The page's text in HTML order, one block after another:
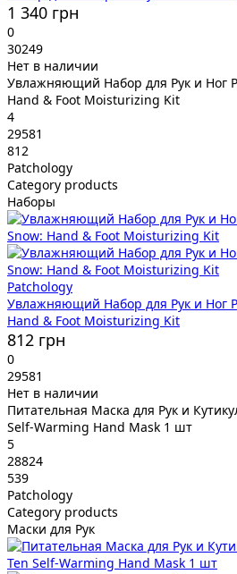
1 340 грн
0
30249
Нет в наличии
Увлажняющий Набор для Рук и Ног
Hand & Foot Moisturizing Kit
4
29581
812
Patchology
Category products
Наборы
Patchology
Увлажняющий Набор для Рук и Ног
Hand & Foot Moisturizing Kit
812 грн
0
29581
Нет в наличии
Питательная Маска для Рук и
Self-Warming Hand Mask 1 шт
5
28824
539
Patchology
Category products
Маски для Рук